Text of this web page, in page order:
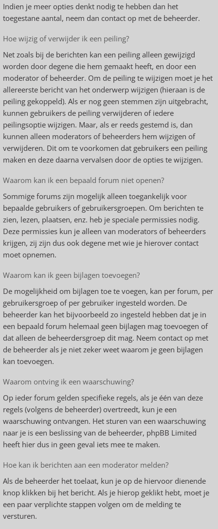
Indien je meer opties denkt nodig te hebben dan het
toegestane aantal, neem dan contact op met de beheerder.
Hoe wijzig of verwijder ik een peiling?
Net zoals bij de berichten kan een peiling alleen gewijzigd
worden door degene die hem gemaakt heeft, en door een
moderator of beheerder. Om de peiling te wijzigen moet je het
allereerste bericht van het onderwerp wijzigen (hieraan is de
peiling gekoppeld). Als er nog geen stemmen zijn uitgebracht,
kunnen gebruikers de peiling verwijderen of iedere
peilingsoptie wijzigen. Maar, als er reeds gestemd is, dan
kunnen alleen moderators of beheerders hem wijzigen of
verwijderen. Dit om te voorkomen dat gebruikers een peiling
maken en deze daarna vervalsen door de opties te wijzigen.
Waarom kan ik een bepaald forum niet openen?
Sommige forums zijn mogelijk alleen toegankelijk voor
bepaalde gebruikers of gebruikersgroepen. Om berichten te
zien, lezen, plaatsen, enz. heb je speciale permissies nodig.
Deze permissies kun je alleen van moderators of beheerders
krijgen, zij zijn dus ook degene met wie je hierover contact
moet opnemen.
Waarom kan ik geen bijlagen toevoegen?
De mogelijkheid om bijlagen toe te voegen, kan per forum, per
gebruikersgroep of per gebruiker ingesteld worden. De
beheerder kan het bijvoorbeeld zo ingesteld hebben dat je in
een bepaald forum helemaal geen bijlagen mag toevoegen of
dat alleen de beheerdersgroep dit mag. Neem contact op met
de beheerder als je niet zeker weet waarom je geen bijlagen
kan toevoegen.
Waarom ontving ik een waarschuwing?
Op ieder forum gelden specifieke regels, als je één van deze
regels (volgens de beheerder) overtreedt, kun je een
waarschuwing ontvangen. Het sturen van een waarschuwing
naar je is een beslissing van de beheerder, phpBB Limited
heeft hier dus in geen geval iets mee te maken.
Hoe kan ik berichten aan een moderator melden?
Als de beheerder het toelaat, kun je op de hiervoor dienende
knop klikken bij het bericht. Als je hierop geklikt hebt, moet je
een paar verplichte stappen volgen om de melding te
versturen.